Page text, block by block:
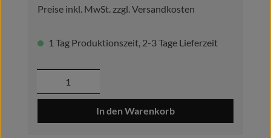
Preise inkl. MwSt. zzgl. Versandkosten
1 Tag Produktionszeit, 2-3 Tage Lieferzeit
Produkt Anzahl: Gib den gewünschten
In den Warenkorb